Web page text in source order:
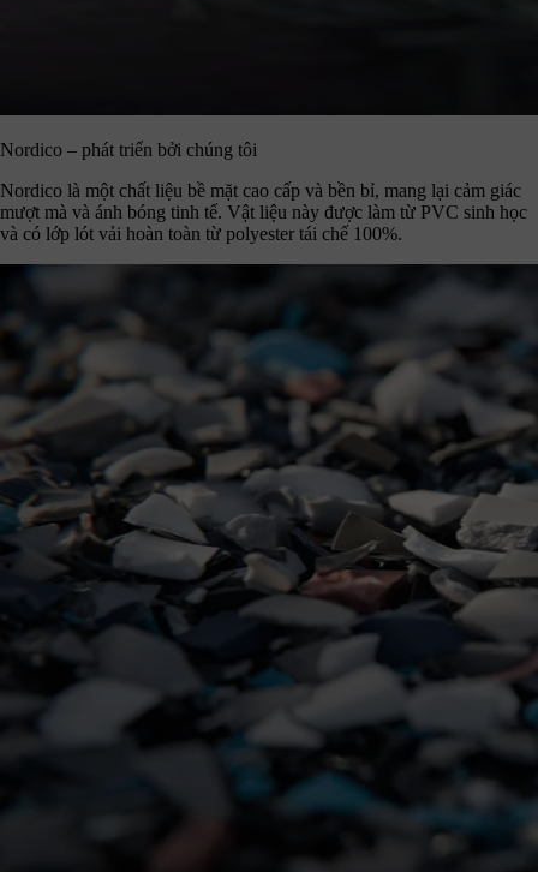
Nordico – phát triển bởi chúng tôi
Nordico là một chất liệu bề mặt cao cấp và bền bỉ, mang lại cảm giác
mượt mà và ánh bóng tinh tế. Vật liệu này được làm từ PVC sinh học
và có lớp lót vải hoàn toàn từ polyester tái chế 100%.